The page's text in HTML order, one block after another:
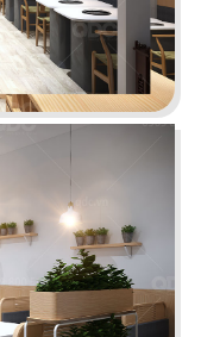
& Build thi
tiền rộng rãi
sang trọng.